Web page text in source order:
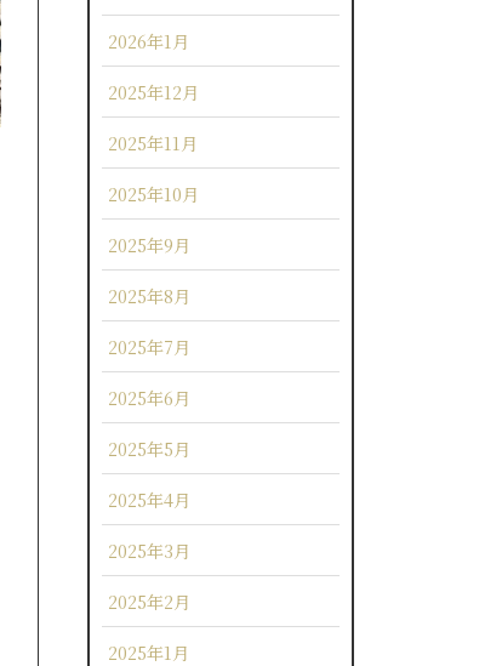
2026年1月
2025年12月
2025年11月
2025年10月
2025年9月
2025年8月
2025年7月
2025年6月
2025年5月
2025年4月
2025年3月
2025年2月
2025年1月